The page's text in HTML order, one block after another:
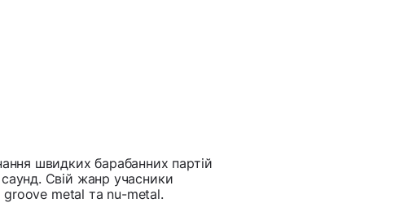
швидких барабанних партій
Свій жанр учасники
metal та nu-metal.